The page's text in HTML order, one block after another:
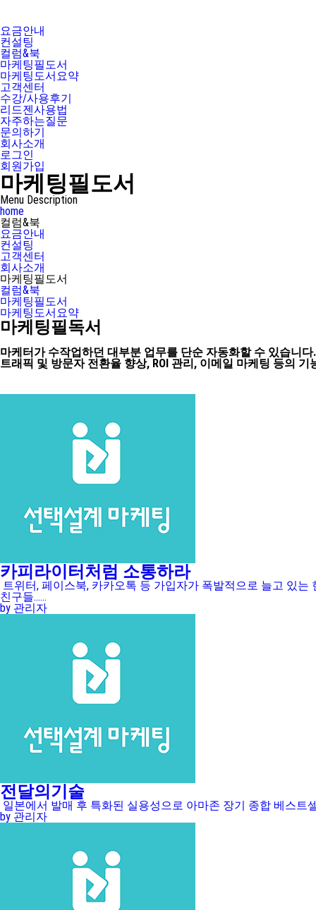
요금안내
컨설팅
컬럼&북
마케팅필도서
마케팅도서요약
고객센터
수강/사용후기
리드젠사용법
자주하는질문
문의하기
회사소개
로그인
회원가입
마케팅필도서
Menu Description
home
컬럼&북
요금안내
컨설팅
고객센터
회사소개
마케팅필도서
컬럼&북
마케팅필도서
마케팅도서요약
마케팅필독서
마케터가 수작업하던 대부분 업무를 단순 자동화할 수 있습니다.
트래픽 및 방문자 전환율 향상, ROI 관리, 이메일 마케팅 등의
카피라이터처럼 소통하라
트위터, 페이스북, 카카오톡 등 가입자가 폭발적으로 늘고 있
친구들......
by 관리자
전달의기술
일본에서 발매 후 특화된 실용성으로 아마존 장기 종합 베스트
by 관리자